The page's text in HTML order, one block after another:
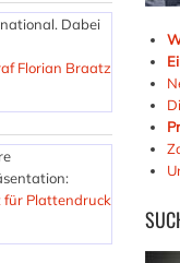
Dabei
Florian Braatz
für Plattendruck